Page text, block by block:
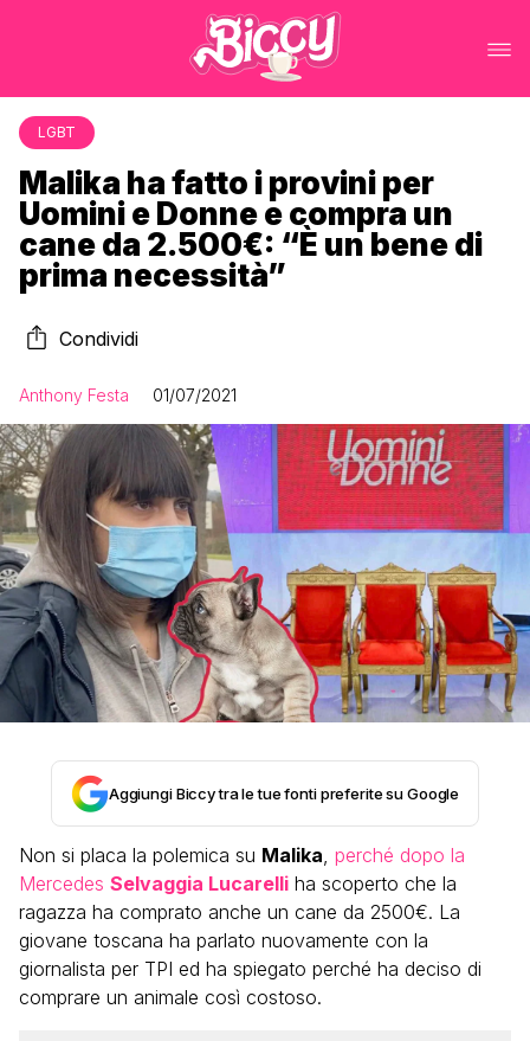
LGBT
Malika ha fatto i provini per
Uomini e Donne e compra un
cane da 2.500€: “È un bene di
prima necessità”
Condividi
Anthony Festa 01/07/2021
Aggiungi Biccy tra le tue fonti preferite su Google
Non si placa la polemica su Malika, perché dopo la
Mercedes Selvaggia Lucarelli ha scoperto che la
ragazza ha comprato anche un cane da 2500€. La
giovane toscana ha parlato nuovamente con la
giornalista per TPI ed ha spiegato perché ha deciso di
comprare un animale così costoso.